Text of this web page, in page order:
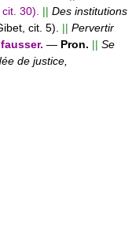
30). || Des institutions
cit. 5). || Pervertir
— Pron. || Se
de justice,